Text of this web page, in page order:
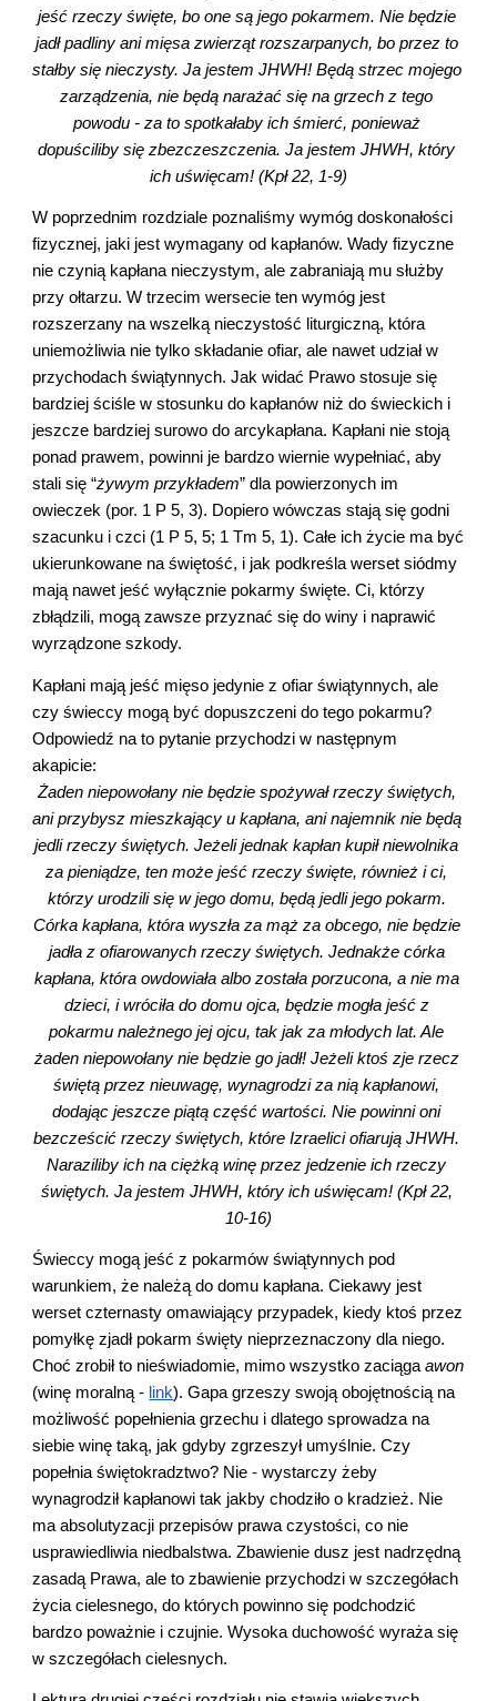
jeść rzeczy święte, bo one są jego pokarmem. Nie będzie
jadł padliny ani mięsa zwierząt rozszarpanych, bo przez to
stałby się nieczysty. Ja jestem JHWH! Będą strzec mojego
zarządzenia, nie będą narażać się na grzech z tego
powodu - za to spotkałaby ich śmierć, ponieważ
dopuściliby się zbezczeszczenia. Ja jestem JHWH, który
ich uświęcam! (Kpł 22, 1-9)
W poprzednim rozdziale poznaliśmy wymóg doskonałości
fizycznej, jaki jest wymagany od kapłanów. Wady fizyczne
nie czynią kapłana nieczystym, ale zabraniają mu służby
przy ołtarzu. W trzecim wersecie ten wymóg jest
rozszerzany na wszelką nieczystość liturgiczną, która
uniemożliwia nie tylko składanie ofiar, ale nawet udział w
przychodach świątynnych. Jak widać Prawo stosuje się
bardziej ściśle w stosunku do kapłanów niż do świeckich i
jeszcze bardziej surowo do arcykapłana. Kapłani nie stoją
ponad prawem, powinni je bardzo wiernie wypełniać, aby
stali się “żywym przykładem” dla powierzonych im
owieczek (por. 1 P 5, 3). Dopiero wówczas stają się godni
szacunku i czci (1 P 5, 5; 1 Tm 5, 1). Całe ich życie ma być
ukierunkowane na świętość, i jak podkreśla werset siódmy
mają nawet jeść wyłącznie pokarmy święte. Ci, którzy
zbłądzili, mogą zawsze przyznać się do winy i naprawić
wyrządzone szkody.
Kapłani mają jeść mięso jedynie z ofiar świątynnych, ale
czy świeccy mogą być dopuszczeni do tego pokarmu?
Odpowiedź na to pytanie przychodzi w następnym
akapicie:
Żaden niepowołany nie będzie spożywał rzeczy świętych,
ani przybysz mieszkający u kapłana, ani najemnik nie będą
jedli rzeczy świętych. Jeżeli jednak kapłan kupił niewolnika
za pieniądze, ten może jeść rzeczy święte, również i ci,
którzy urodzili się w jego domu, będą jedli jego pokarm.
Córka kapłana, która wyszła za mąż za obcego, nie będzie
jadła z ofiarowanych rzeczy świętych. Jednakże córka
kapłana, która owdowiała albo została porzucona, a nie ma
dzieci, i wróciła do domu ojca, będzie mogła jeść z
pokarmu należnego jej ojcu, tak jak za młodych lat. Ale
żaden niepowołany nie będzie go jadł! Jeżeli ktoś zje rzecz
świętą przez nieuwagę, wynagrodzi za nią kapłanowi,
dodając jeszcze piątą część wartości. Nie powinni oni
bezcześcić rzeczy świętych, które Izraelici ofiarują JHWH.
Naraziliby ich na ciężką winę przez jedzenie ich rzeczy
świętych. Ja jestem JHWH, który ich uświęcam! (Kpł 22,
10-16)
Świeccy mogą jeść z pokarmów świątynnych pod
warunkiem, że należą do domu kapłana. Ciekawy jest
werset czternasty omawiający przypadek, kiedy ktoś przez
pomyłkę zjadł pokarm święty nieprzeznaczony dla niego.
Choć zrobił to nieświadomie, mimo wszystko zaciąga
(winę moralną - link). Gapa grzeszy swoją obojętnością na
możliwość popełnienia grzechu i dlatego sprowadza na
siebie winę taką, jak gdyby zgrzeszył umyślnie. Czy
popełnia świętokradztwo? Nie - wystarczy żeby
wynagrodził kapłanowi tak jakby chodziło o kradzież. Nie
ma absolutyzacji przepisów prawa czystości, co nie
usprawiedliwia niedbalstwa. Zbawienie dusz jest nadrzędną
zasadą Prawa, ale to zbawienie przychodzi w szczegółach
życia cielesnego, do których powinno się podchodzić
bardzo poważnie i czujnie. Wysoka duchowość wyraża się
w szczegółach cielesnych.